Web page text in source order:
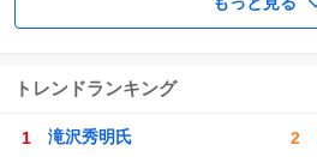
トレンドランキング
滝沢秀明氏